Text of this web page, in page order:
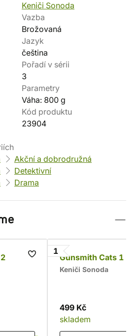
Keniči Sonoda
Vazba
Brožovaná
Jazyk
čeština
Pořadí v sérii
3
Parametry
Váha: 800 g
Kód produktu
23904
Akční a dobrodružná
Detektivní
Drama
1
Gunsmith Cats 1
Keniči Sonoda
499 Kč
skladem